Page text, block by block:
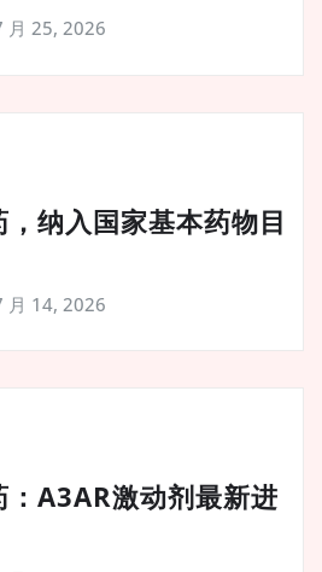
月 25, 2026
纳入国家基本药物目
月 14, 2026
A3AR激动剂最新进